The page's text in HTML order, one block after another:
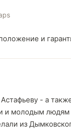
и
- а
и молодым
из